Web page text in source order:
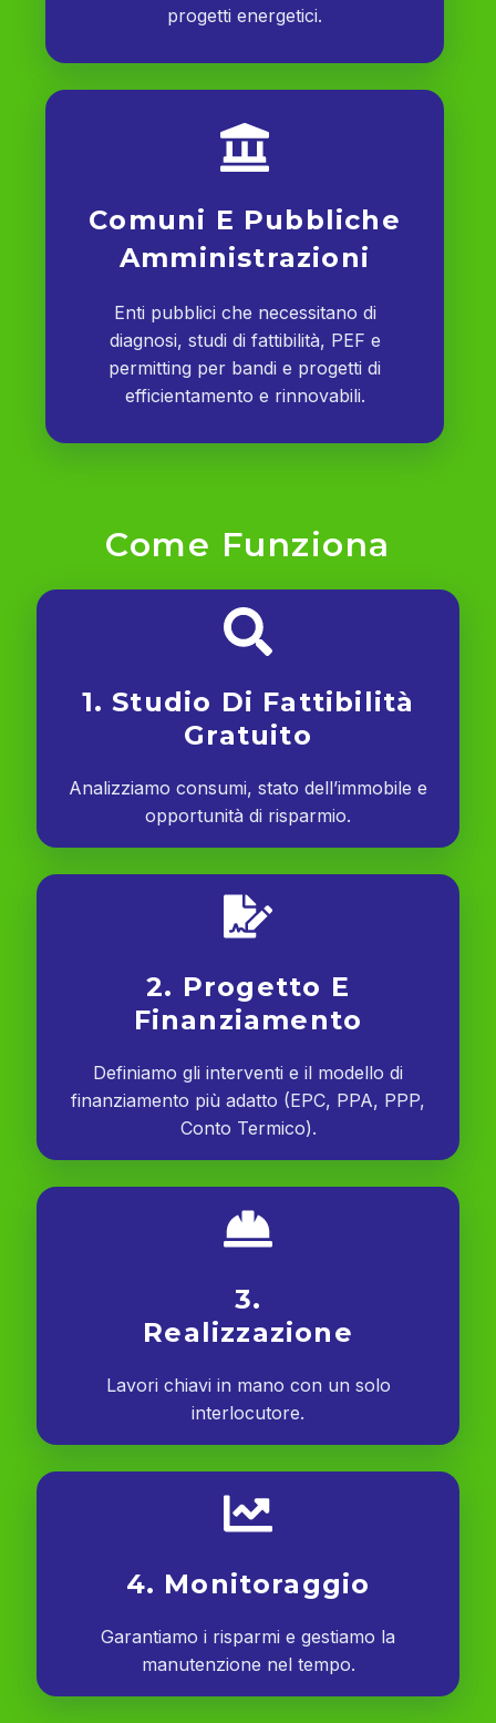
progetti energetici.
Comuni E Pubbliche
Amministrazioni
Enti pubblici che necessitano di
diagnosi, studi di fattibilità, PEF e
permitting per bandi e progetti di
efficientamento e rinnovabili.
Come Funziona
1. Studio Di Fattibilità
Gratuito
Analizziamo consumi, stato dell’immobile e
opportunità di risparmio.
2. Progetto E
Finanziamento
Definiamo gli interventi e il modello di
finanziamento più adatto (EPC, PPA, PPP,
Conto Termico).
3.
Realizzazione
Lavori chiavi in mano con un solo
interlocutore.
4. Monitoraggio
Garantiamo i risparmi e gestiamo la
manutenzione nel tempo.